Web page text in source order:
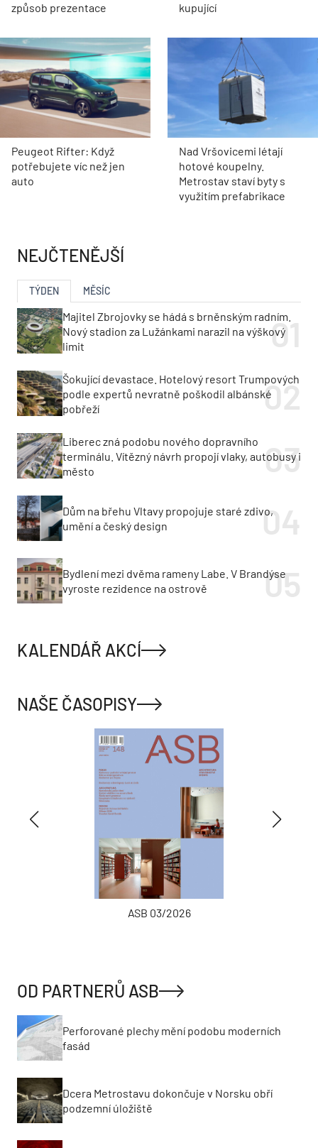
způsob prezentace kupující
Peugeot Rifter: Když
potřebujete víc než jen
auto
Nad Vršovicemi létají
hotové koupelny.
Metrostav staví byty s
využitím prefabrikace
NEJČTENĚJŠÍ
TÝDEN MĚSÍC
Majitel Zbrojovky se hádá s brněnským radním.
Nový stadion za Lužánkami narazil na výškový
limit
Šokující devastace. Hotelový resort Trumpových
podle expertů nevratně poškodil albánské
pobřeží
Liberec zná podobu nového dopravního
terminálu. Vítězný návrh propojí vlaky, autobusy i
město
Dům na břehu Vltavy propojuje staré zdivo,
umění a český design
Bydlení mezi dvěma rameny Labe. V Brandýse
vyroste rezidence na ostrově
KALENDÁŘ AKCÍ
NAŠE ČASOPISY
ASB 03/2026
OD PARTNERŮ ASB
Perforované plechy mění podobu moderních
fasád
Dcera Metrostavu dokončuje v Norsku obří
podzemní úložiště